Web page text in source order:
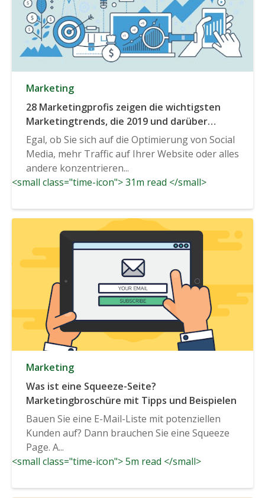
Marketing
28 Marketingprofis zeigen die wichtigsten
Marketingtrends, die 2019 und darüber
hinaus bekannt sind.
Egal, ob Sie sich auf die Optimierung von Social
Media, mehr Traffic auf Ihrer Website oder alles
andere konzentrieren...
<small class="time-icon"> 31m read </small>
Marketing
Was ist eine Squeeze-Seite?
Marketingbroschüre mit Tipps und Beispielen
Bauen Sie eine E-Mail-Liste mit potenziellen
Kunden auf? Dann brauchen Sie eine Squeeze
Page. A...
<small class="time-icon"> 5m read </small>